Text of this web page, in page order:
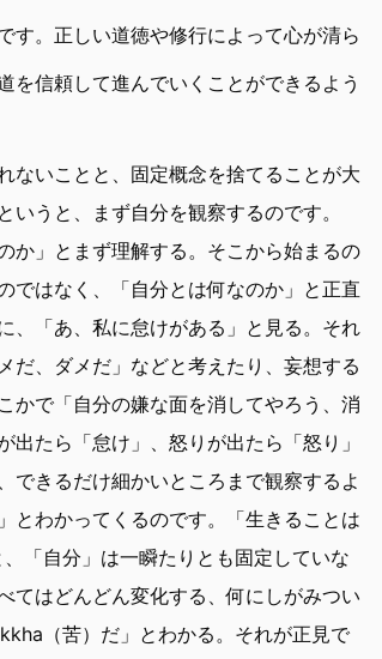
す。正しい道徳や修行によって心が清ら
を信頼して進んでいくことができるよう
ないことと、固定概念を捨てることが大
うと、まず自分を観察するのです。
か」とまず理解する。そこから始まるの
ではなく、「自分とは何なのか」と正直
、「あ、私に怠けがある」と見る。それ
だ、ダメだ」などと考えたり、妄想する
かで「自分の嫌な面を消してやろう、消
たら「怠け」、怒りが出たら「怒り」
できるだけ細かいところまで観察するよ
とわかってくるのです。「生きることは
「自分」は一瞬たりとも固定していな
てはどんどん変化する、何にしがみつい
（苦）だ」とわかる。それが正見で